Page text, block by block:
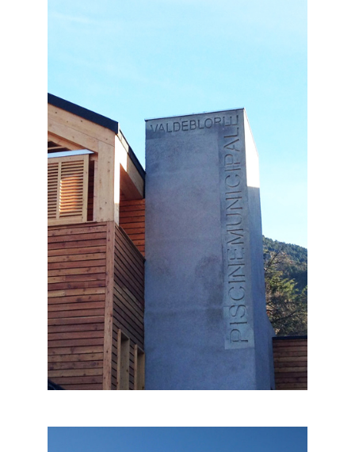
PISCINE VALDEBLORE
Equipements